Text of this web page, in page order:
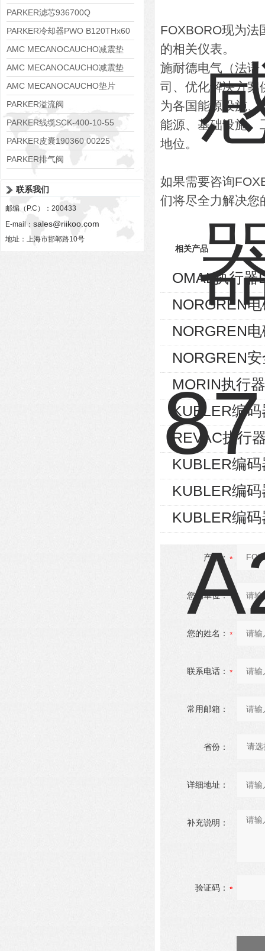
PARKER滤芯936700Q
PARKER冷却器PWO B120THx60
AMC MECANOCAUCHO减震垫
138552
AMC MECANOCAUCHO减震垫
138551
AMC MECANOCAUCHO垫片
608074
PARKER溢流阀
RE06M35W2N1KWXG087
PARKER线缆SCK-400-10-55
PARKER皮囊190360 00225
PARKER排气阀
联系我们
邮编（P.C）：200433
E-mail： sales@riikoo.com
地址：上海市邯郸路10号
FOXBORO现为
的相关仪表。
施耐德电气（法
司、优化解决方案
为各国能源设施、
能源、基础设施、
地位。
如果需要咨询
们将尽全力解决您
相关产品
OMAL执行器
NORGREN
NORGREN
NORGREN
MORIN执行
KUBLER编
REVAC执行
KUBLER编
KUBLER编
KUBLER编
产品：
您的单位：
您的姓名：
联系电话：
常用邮箱：
省份：
详细地址：
补充说明：
验证码：